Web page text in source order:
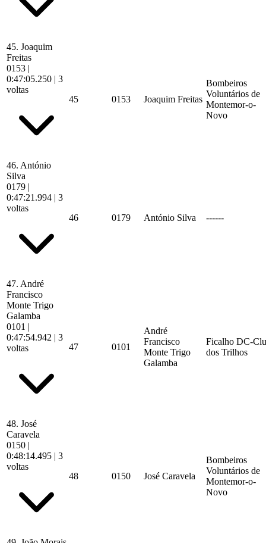
45. Joaquim
Freitas
0153 |
0:47:05.250 | 3
voltas
45
0153 Joaquim Freitas
Bombeiros
Voluntários de
Montemor-o-
Novo
46. António
Silva
0179 |
0:47:21.994 | 3
voltas
46
0179 António Silva ------
47. André
Francisco
Monte Trigo
Galamba
0101 |
0:47:54.942 | 3
voltas
47 0101
André
Francisco
Monte Trigo
Galamba
Ficalho DC-
dos Trilhos
48. José
Caravela
0150 |
0:48:14.495 | 3
voltas
48
0150 José Caravela
Bombeiros
Voluntários de
Montemor-o-
Novo